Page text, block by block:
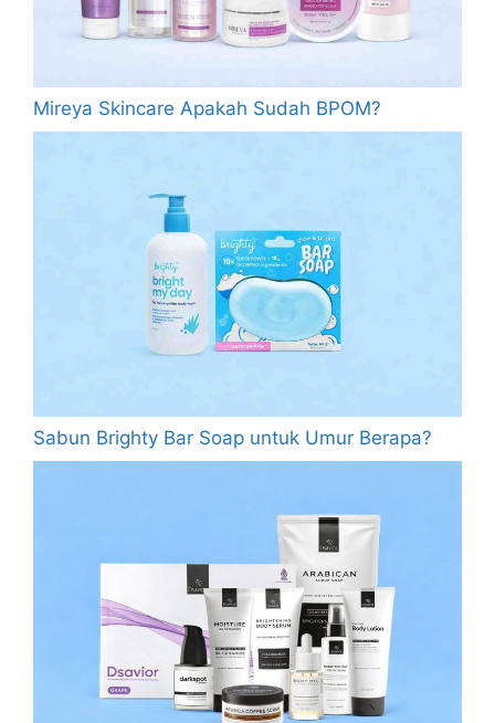
Mireya Skincare Apakah Sudah BPOM?
Sabun Brighty Bar Soap untuk Umur Berapa?